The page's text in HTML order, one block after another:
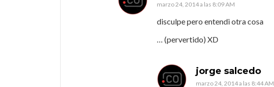
marzo 24, 2014 a las 8:09 AM
disculpe pero entendi otra cosa
… (pervertido) XD
jorge salcedo
marzo 24, 2014 a las 8:44 AM